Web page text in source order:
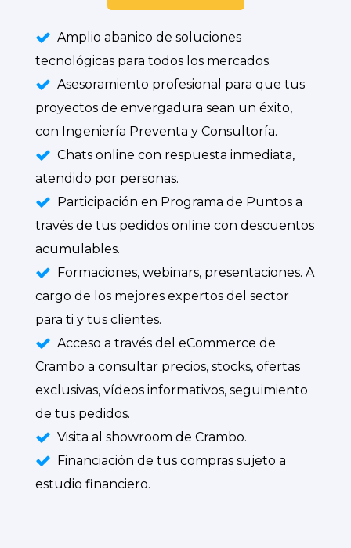
Amplio abanico de soluciones
tecnológicas para todos los mercados.
Asesoramiento profesional para que tus
proyectos de envergadura sean un éxito,
con Ingeniería Preventa y Consultoría.
Chats online con respuesta inmediata,
atendido por personas.
Participación en Programa de Puntos a
través de tus pedidos online con descuentos
acumulables.
Formaciones, webinars, presentaciones. A
cargo de los mejores expertos del sector
para ti y tus clientes.
Acceso a través del eCommerce de
Crambo a consultar precios, stocks, ofertas
exclusivas, vídeos informativos, seguimiento
de tus pedidos.
Visita al showroom de Crambo.
Financiación de tus compras sujeto a
estudio financiero.